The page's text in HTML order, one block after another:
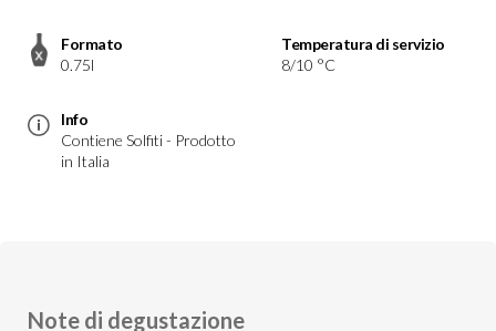
Formato
0.75l
Temperatura di servizio
8/10 °C
Info
Contiene Solfiti - Prodotto
in Italia
Note di degustazione